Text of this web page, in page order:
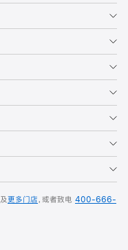
及更多门店，或者致电 400-666-